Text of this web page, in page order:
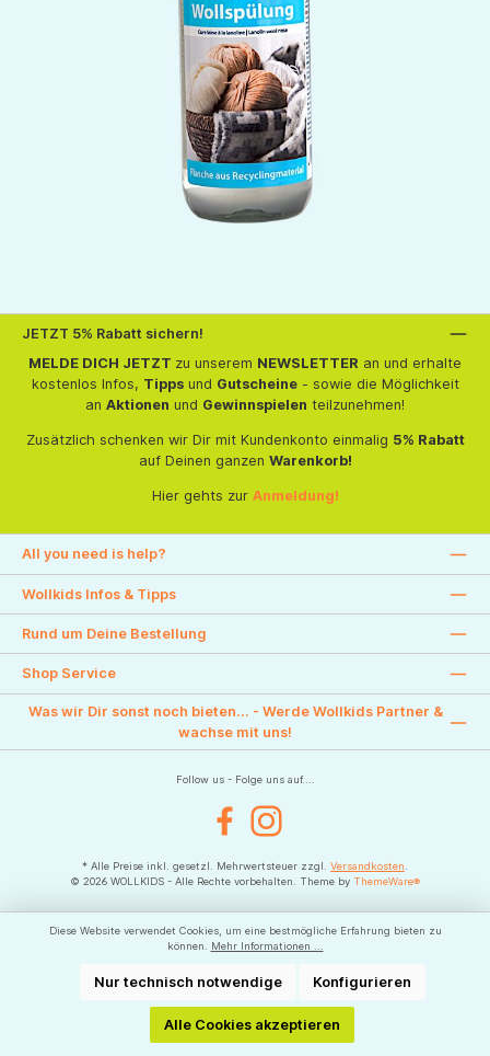
JETZT 5% Rabatt sichern!
MELDE DICH JETZT zu unserem NEWSLETTER an und erhalte
kostenlos Infos, Tippsund Gutscheine- sowie die Möglichkeit
an Aktionen und Gewinnspielen teilzunehmen!
Zusätzlich schenken wir Dir mit Kundenkonto einmalig 5% Rabatt
auf Deinen ganzen Warenkorb!
Hier gehts zur Anmeldung!
All you need is help?
Wollkids Infos & Tipps
Rund um Deine Bestellung
Shop Service
Was wir Dir sonst noch bieten... - Werde Wollkids Partner &
wachse mit uns!
Follow us - Folge uns auf....
FacebookInstagram
* Alle Preise inkl. gesetzl. Mehrwertsteuer zzgl. Versandkosten
© 2026 WOLLKIDS - Alle Rechte vorbehalten. Theme by ThemeWare®
Diese Website verwendet Cookies, um eine bestmögliche Erfahrung bieten zu
können.
Mehr Informationen ...
Nur technisch notwendige Konfigurieren
Alle Cookies akzeptieren